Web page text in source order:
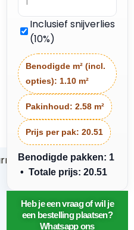
J
a
W
a
t
Inclusief snijverlies
(10%)
Benodigde m² (incl.
opties): 1.10 m²
Pakinhoud: 2.58 m²
Prijs per pak: 20.51
Benodigde pakken: 1
• Totale prijs: 20.51
Heb je een vraag of wil je
een bestelling plaatsen?
Whatsapp ons